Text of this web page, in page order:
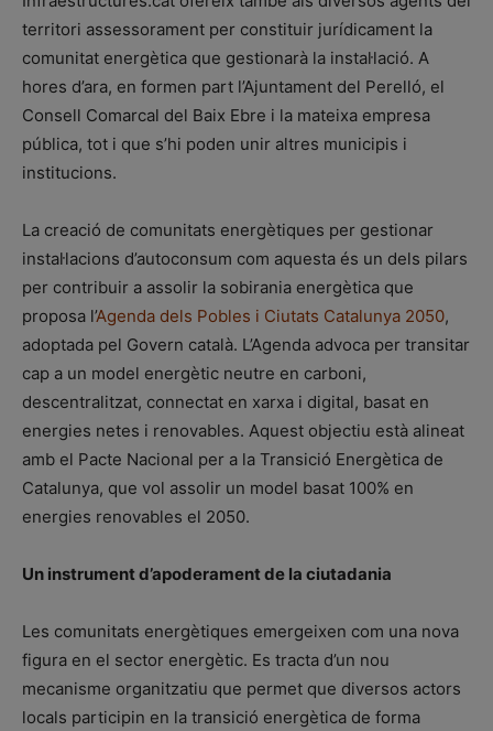
territori assessorament per constituir jurídicament la
comunitat energètica que gestionarà la instal·lació. A
hores d’ara, en formen part l’Ajuntament del Perelló, el
Consell Comarcal del Baix Ebre i la mateixa empresa
pública, tot i que s’hi poden unir altres municipis i
institucions.
La creació de comunitats energètiques per gestionar
instal·lacions d’autoconsum com aquesta és un dels pilars
per contribuir a assolir la sobirania energètica que
proposa l’Agenda dels Pobles i Ciutats Catalunya 2050,
adoptada pel Govern català. L’Agenda advoca per transitar
cap a un model energètic neutre en carboni,
descentralitzat, connectat en xarxa i digital, basat en
energies netes i renovables. Aquest objectiu està alineat
amb el Pacte Nacional per a la Transició Energètica de
Catalunya, que vol assolir un model basat 100% en
energies renovables el 2050.
Un instrument d’apoderament de la ciutadania
Les comunitats energètiques emergeixen com una nova
figura en el sector energètic. Es tracta d’un nou
mecanisme organitzatiu que permet que diversos actors
locals participin en la transició energètica de forma